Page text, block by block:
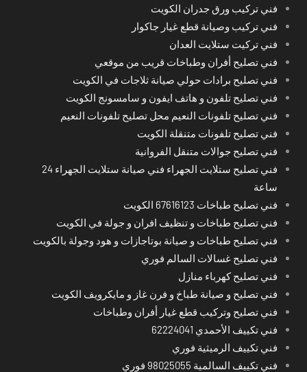
فني تركيب ورق جدران الكويت
فني تركيب وصيانة قطع غيار جاكوار
فني تركيت ستلايت العدان
فني تصليح أفران وطباخات قريب من موقعي
فني تصليح برادات حولي صيانة ثلاجات في الكويت
فني تصليح تلفون و هاتف ايفون و سامسونج الكويت
فني تصليح تلفونات النعيم محل تصليح تلفونات النعيم
فني تصليح تلفونات متنقلة الكويت
فني تصليح جوالات متنقل الفروانية
فني تصليح ستلايت الجهراء فني صيانة ستلايت الجهراء 24
ساعة
فني تصليح طباخات 67616123 الكويت
فني تصليح طباخات و تنظيف افران و جولة في الكويت
فني تصليح طباخات و صيانة بوتاجازات و هود وجولة بالكويت
فني تصليح غسالات السالم فوري
فني تصليح كهرباء منازل
فني تصليح و صيانة طباخ و فرن غاز و مايكرويف الكويت
فني تصليح وتركيب قطع غيار أفران وطباخات
فني تكييف الأحمدي 62224041
فني تكييف الرميثية فوري
فني تكييف السالمية 98025055 فوري